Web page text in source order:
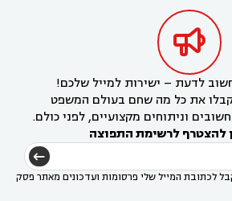

לדעת – ישירות למייל שלכם!
את כל מה שחם בעולם המשפט
וניתוחים מקצועיים, לפני כולם.
להצטרף לרשימת התפוצה
לכתובת המייל שלי פרסומות ועדכונים מאתר פסק